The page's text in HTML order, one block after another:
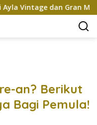
dan Gran Max
an? Berikut
Bagi Pemula!